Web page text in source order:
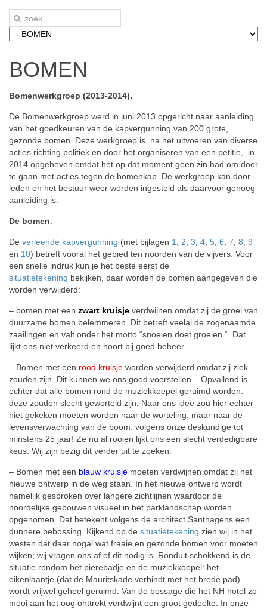
BOMEN
Bomenwerkgroep (2013-2014).
De Bomenwerkgroep werd in juni 2013 opgericht naar aanleiding
van het goedkeuren van de kapvergunning van 200 grote,
gezonde bomen. Deze werkgroep is, na het uitvoeren van diverse
acties richting politiek en door het organiseren van een petitie, in
2014 opgeheven omdat het op dat moment geen zin had om door
te gaan met acties tegen de bomenkap. De werkgroep kan door
leden en het bestuur weer worden ingesteld als daarvoor genoeg
aanleiding is.
De bomen
De verleende kapvergunning (met bijlagen 1 2 3 4 5 6 7 8 9
en 10) betreft vooral het gebied ten noorden van de vijvers. Voor
een snelle indruk kun je het beste eerst de
situatietekening bekijken, daar worden de bomen aangegeven die
worden verwijderd:
– bomen met een zwart kruisje verdwijnen omdat zij de groei van
duurzame bomen belemmeren. Dit betreft veelal de zogenaamde
zaailingen en valt onder het motto “snoeien doet groeien “. Dat
lijkt ons niet verkeerd en hoort bij goed beheer.
– Bomen met een rood kruisje worden verwijderd omdat zij ziek
zouden zijn. Dit kunnen we ons goed voorstellen. Opvallend is
echter dat alle bomen rond de muziekkoepel geruimd worden:
deze zouden slecht geworteld zijn. Naar ons idee zou hier echter
niet gekeken moeten worden naar de worteling, maar naar de
levensverwachting van de boom: volgens onze deskundige tot
minstens 25 jaar! Ze nu al rooien lijkt ons een slecht verdedigbare
keus. Wij zijn bezig dit verder uit te zoeken.
– Bomen met een blauw kruisje moeten verdwijnen omdat zij het
nieuwe ontwerp in de weg staan. In het nieuwe ontwerp wordt
namelijk gesproken over langere zichtlijnen waardoor de
noordelijke gebouwen visueel in het parklandschap worden
opgenomen. Dat betekent volgens de architect Santhagens een
dunnere bebossing. Kijkend op de situatietekening zien wij in het
westen dat daar nogal wat fraaie en gezonde bomen voor moeten
wijken; wij vragen ons af of dit nodig is. Ronduit schokkend is de
situatie rondom het pierebadje en de muziekkoepel: het
eikenlaantje (dat de Mauritskade verbindt met het brede pad)
wordt vrijwel geheel geruimd. Van de bossage die het NH hotel zo
mooi aan het oog onttrekt verdwijnt een groot gedeelte. In onze